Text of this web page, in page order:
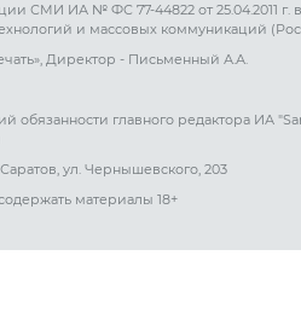
СМИ ИА № ФС 77-44822 от 25.04.2011
и массовых коммуникаций
Директор - Письменный А.А.
обязанности главного редактора ИА
ул. Чернышевского, 203
материалы 18+